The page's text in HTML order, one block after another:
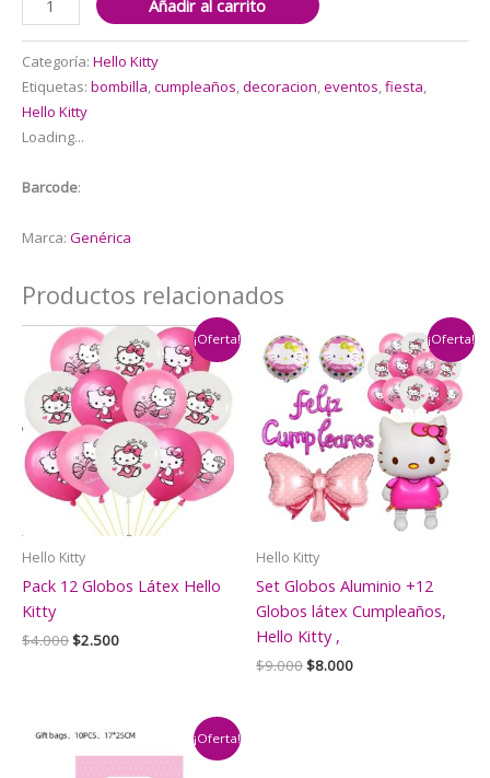
10
Bombillas
Hello
Kitty
cantidad
Añadir al carrito
Categoría: Hello Kitty
Etiquetas: bombilla,cumpleaños,decoracion,eventos,fiesta,
Hello Kitty
Loading...
Barcode:
Marca: Genérica
Productos relacionados
¡Oferta!
Hello Kitty
Pack 12 Globos Látex Hello
Kitty
$4.000El
$2.500El
¡Oferta!
Hello Kitty
Set Globos Aluminio +12
Globos látex Cumpleaños,
Hello Kitty ,
$9.000El
$8.000El
¡Oferta!